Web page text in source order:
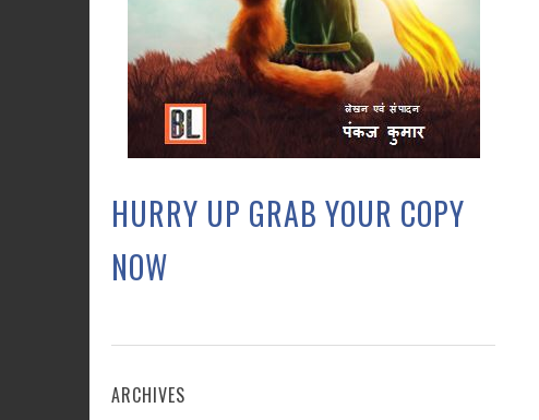
HURRY UP GRAB YOUR COPY
NOW
ARCHIVES